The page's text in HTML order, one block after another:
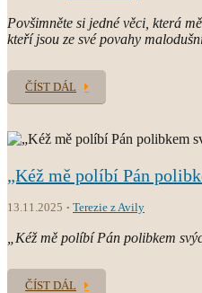
Povšimněte si jedné věci, která
kteří jsou ze své povahy
ČÍST DÁL
„Kéž mě políbí Pán
13.11.2025 Terezie z Avily
„Kéž mě políbí Pán polibkem
ČÍST DÁL